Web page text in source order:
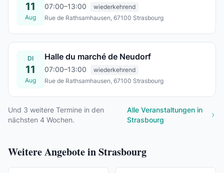
11
Aug
07:00–13:00
wiederkehrend
Rue de Rathsamhausen, 67100 Strasbourg
DI
11
Aug
Halle du marché de Neudorf
07:00–13:00
wiederkehrend
Rue de Rathsamhausen, 67100 Strasbourg
Und 3 weitere Termine in den
nächsten 4 Wochen.
Alle Veranstaltungen in
Strasbourg
Weitere Angebote in Strasbourg